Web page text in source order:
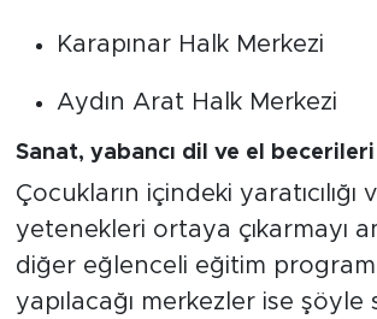
Karapınar Halk Merkezi
Aydın Arat Halk Merkezi
Sanat, yabancı dil ve el
Çocukların içindeki yaratıcılığı
yetenekleri ortaya çıkarmayı
diğer eğlenceli eğitim
yapılacağı merkezler ise şöyle